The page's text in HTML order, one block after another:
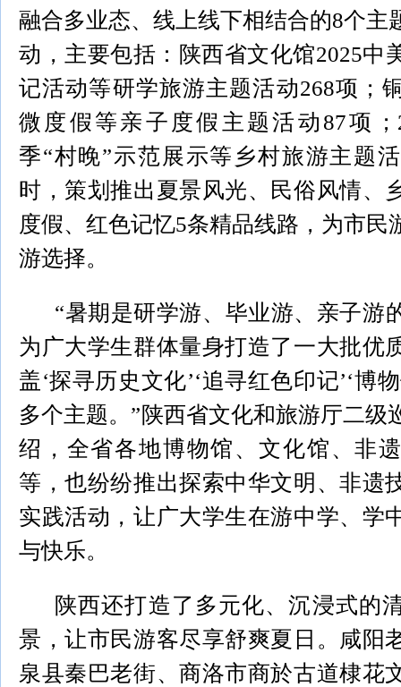
融合多业态、线上线下相结合的8个主
动，主要包括：陕西省文化馆2025中
记活动等研学旅游主题活动268项；
微度假等亲子度假主题活动87项；
季“村晚”示范展示等乡村旅游主题
时，策划推出夏景风光、民俗风情、
度假、红色记忆5条精品线路，为市民
游选择。
“暑期是研学游、毕业游、亲子游
为广大学生群体量身打造了一大批优
盖‘探寻历史文化’‘追寻红色印记’‘博
多个主题。”陕西省文化和旅游厅二级
绍，全省各地博物馆、文化馆、非
等，也纷纷推出探索中华文明、非遗
实践活动，让广大学生在游中学、学
与快乐。
陕西还打造了多元化、沉浸式的
景，让市民游客尽享舒爽夏日。咸阳
泉县秦巴老街、商洛市商於古道棣花